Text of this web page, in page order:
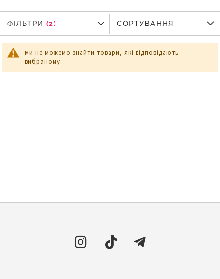
Ми не можемо знайти товари, які відповідають
вибраному.
ФІЛЬТРИ
ФІЛЬТРИ СОРТУВАННЯ